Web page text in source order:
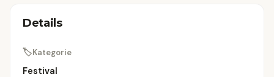
Details
🏷Kategorie
Festival